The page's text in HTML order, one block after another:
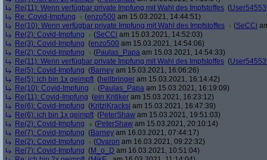
Re(11): Wenn verfügbar private Impfung mit Wahl des Impfstoffes (
Re: Covid-Impfung
(enzo500 am 15.03.2021, 14:44:51)
Re(10): Wenn verfügbar private Impfung mit Wahl des Impfstoffes
(SeCCi
Re(2): Covid-Impfung
(SeCCi am 15.03.2021, 14:52:03)
Re(3): Covid-Impfung (enzo500 am 15.03.2021, 14:54:06)
Re(2): Covid-Impfung
(Paulas_Papa am 15.03.2021, 14:54:33)
Re(11): Wenn verfügbar private Impfung mit Wahl des Impfstoffes (
Re(5): Covid-Impfung (Barney am 15.03.2021, 16:06:26)
Re(5): ich bin 1x geimpft (hellbringer am 15.03.2021, 16:14:42)
Re(10): Covid-Impfung
(Paulas_Papa am 15.03.2021, 16:19:09)
Re(11): Covid-Impfung (ein Kritiker am 15.03.2021, 16:23:12)
Re(6): Covid-Impfung (KritziKracksi am 15.03.2021, 16:47:39)
Re(6): ich bin 1x geimpft (PeterShaw am 15.03.2021, 19:51:03)
Re(2): Covid-Impfung
(PeterShaw am 15.03.2021, 20:10:14)
Re(7): Covid-Impfung (Barney am 16.03.2021, 07:44:17)
Re(2): Covid-Impfung
(Ovaron am 16.03.2021, 09:22:32)
Re(7): Covid-Impfung (M_o_D am 16.03.2021, 10:51:04)